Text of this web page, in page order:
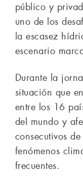
público y
uno de los
la escasez
escenario
Durante la
situación que
entre los 16
del mundo y
consecutivos
fenómenos
frecuentes.